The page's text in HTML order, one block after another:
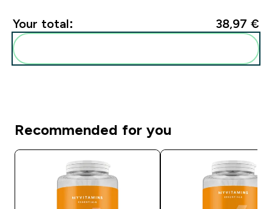
Your total: 38,97 €‎
Recommended for you